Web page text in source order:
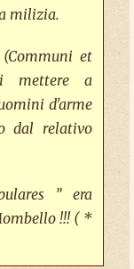
milizia.
et
mettere a
d'arme
dal relativo
” era
!!! ( *